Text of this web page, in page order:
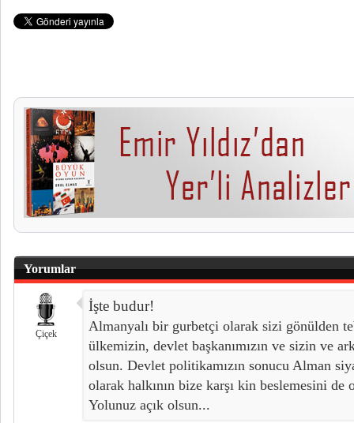
Yorumlar
Çiçek
İşte budur!
Almanyalı bir gurbetçi olarak sizi gönülden
ülkemizin, devlet başkanımızın ve sizin ve
olsun. Devlet politikamızın sonucu Alman
olarak halkının bize karşı kin beslemesini
Yolunuz açık olsun...